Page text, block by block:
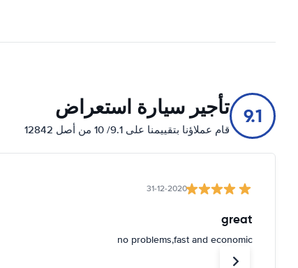
9.1 تأجير سيارة استعراض
قام عملاؤنا بتقييمنا على 9.1/ 10 من أصل 12842
31-12-2020
great
no problems,fast and economic